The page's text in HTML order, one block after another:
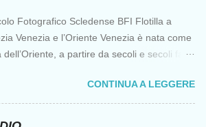
Fotografico Scledense BFI Flotilla a
Venezia e l’Oriente Venezia è nata come
dell’Oriente, a partire da secoli e secoli fa ai
veneziane divennero preziose
i crociati diretti a Gerusalemme. Proprio
fornirono ai veneziani l’occasione per
CONTINUA A LEGGERE